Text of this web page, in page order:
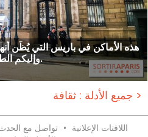
هذه الأماكن في باريس التي يُظَن
وإليكم الطريقة.
جميع الأدلة : ثقافة >
اللافتات الإعلانية • تواصل مع